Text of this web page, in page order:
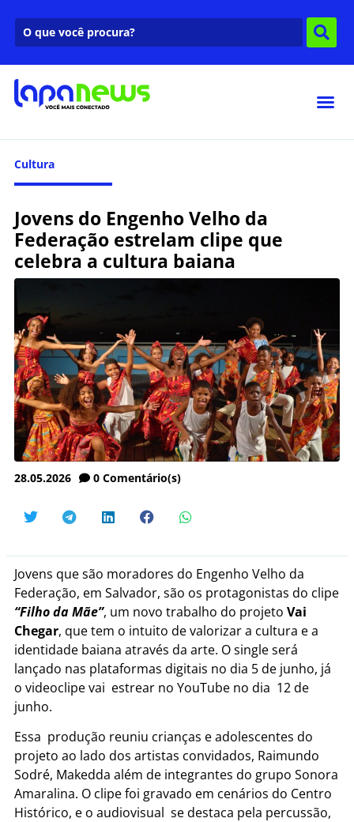
Cultura
Jovens do Engenho Velho da
Federação estrelam clipe que
celebra a cultura baiana
28.05.2026 0 Comentário(s)
Jovens que são moradores do Engenho Velho da
Federação, em Salvador, são os protagonistas do clipe
“Filho da Mãe”, um novo trabalho do projeto Vai
Chegar, que tem o intuito de valorizar a cultura e a
identidade baiana através da arte. O single será
lançado nas plataformas digitais no dia 5 de junho, já
o videoclipe vai estrear no YouTube no dia 12 de
junho.
Essa produção reuniu crianças e adolescentes do
projeto ao lado dos artistas convidados, Raimundo
Sodré, Makedda além de integrantes do grupo Sonora
Amaralina. O clipe foi gravado em cenários do Centro
Histórico, e o audiovisual se destaca pela percussão,